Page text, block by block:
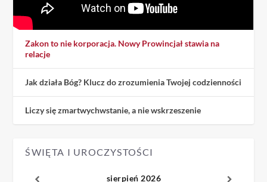
Zakon to nie korporacja. Nowy Prowincjał stawia na
relacje
Jak działa Bóg? Klucz do zrozumienia Twojej codzienności
Liczy się zmartwychwstanie, a nie wskrzeszenie
ŚWIĘTA I UROCZYSTOŚCI
sierpień 2026